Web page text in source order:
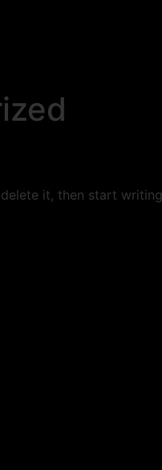
it, then start